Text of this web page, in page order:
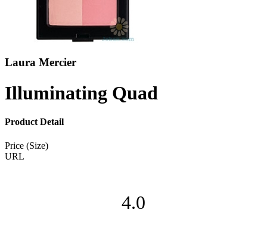
Laura Mercier
Illuminating Quad
Product Detail
Price (Size)
URL
4.0